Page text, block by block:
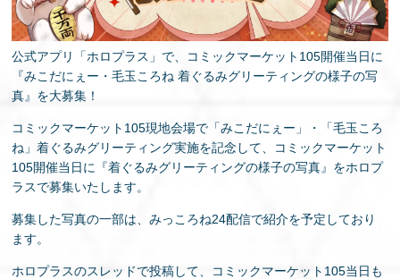
公式アプリ「ホロプラス」で、コミックマーケット105開催当日に
『みこだにぇー・毛玉ころね 着ぐるみグリーティングの様子の写
真』を大募集！
コミックマーケット105現地会場で「みこだにぇー」・「毛玉ころ
ね」着ぐるみグリーティング実施を記念して、コミックマーケット
105開催当日に『着ぐるみグリーティングの様子の写真』をホロプ
ラスで募集いたします。
募集した写真の一部は、みっころね24配信で紹介を予定しており
ます。
ホロプラスのスレッドで投稿して、コミックマーケット105当日も